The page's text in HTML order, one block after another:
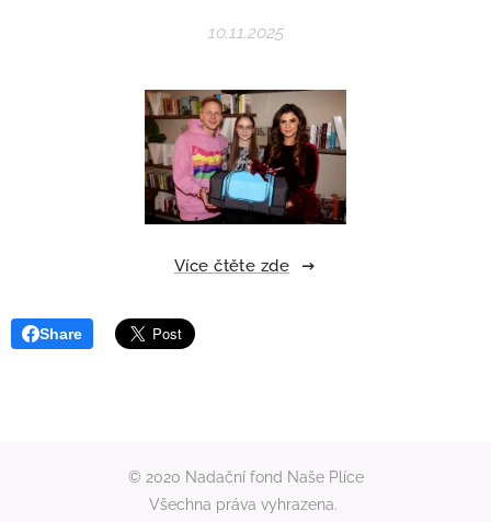
10.11.2025
Více čtěte zde
Share
© 2020 Nadační fond Naše Plíce
Všechna práva vyhrazena.